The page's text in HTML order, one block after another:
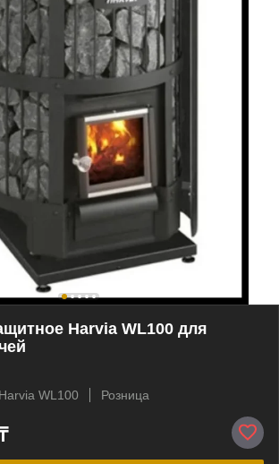
Harvia WL100 для
WL100
Розница